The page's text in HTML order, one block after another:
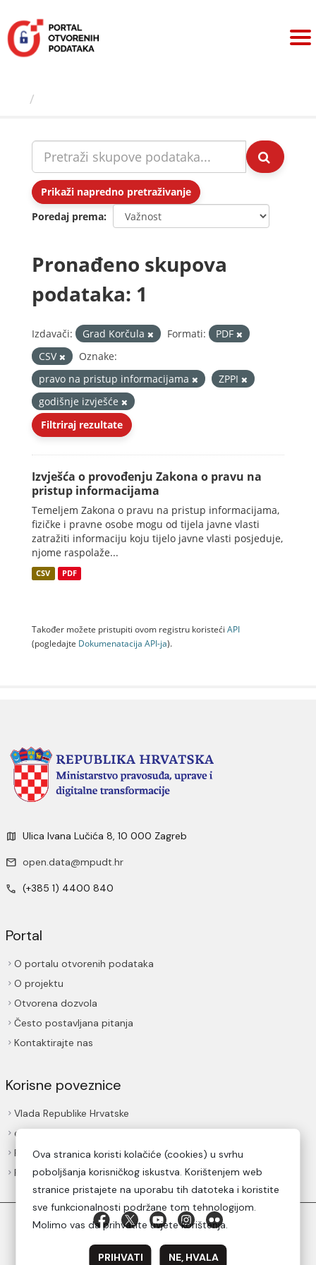
sadržaj
Prikaži napredno pretraživanje
Poredaj prema
Pronađeno skupova
podataka: 1
Izdavači: Grad Korčula Formati:
PDF
CSV
Oznake:
pravo na pristup informacijama
ZPPI
godišnje izvješće
Filtriraj rezultate
Izvješća o provođenju Zakona o pravu na
pristup informacijama
Temeljem Zakona o pravu na pristup informacijama,
fizičke i pravne osobe mogu od tijela javne vlasti
zatražiti informaciju koju tijelo javne vlasti posjeduje,
njome raspolaže...
CSV PDF
Također možete pristupiti ovom registru koristeći API
(pogledajte Dokumenаtаcijа API-jа).